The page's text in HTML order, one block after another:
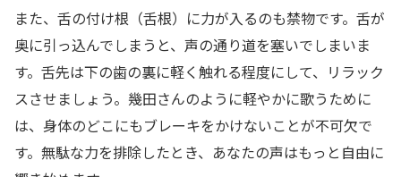
また、舌の付け根（舌根）に力が入るのも禁物です。舌が
奥に引っ込んでしまうと、声の通り道を塞いでしまいま
す。舌先は下の歯の裏に軽く触れる程度にして、リラック
スさせましょう。幾田さんのように軽やかに歌うために
は、身体のどこにもブレーキをかけないことが不可欠で
す。無駄な力を排除したとき、あなたの声はもっと自由に